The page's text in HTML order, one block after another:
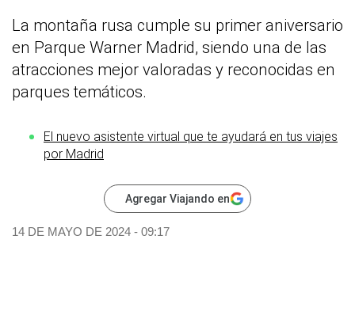
La montaña rusa cumple su primer aniversario
en Parque Warner Madrid, siendo una de las
atracciones mejor valoradas y reconocidas en
parques temáticos.
El nuevo asistente virtual que te ayudará en tus viajes
por Madrid
Agregar Viajando en
14 DE MAYO DE 2024 - 09:17